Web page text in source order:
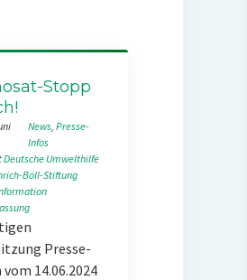
Stopp
News, Presse-
Infos
Deutsche Umwelthilfe
Böll-Stiftung
Presse-
14.06.2024